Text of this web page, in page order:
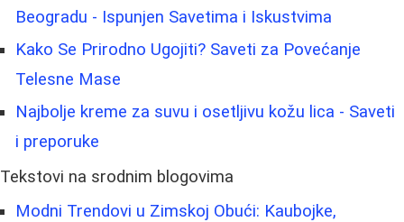
Beogradu - Ispunjen Savetima i Iskustvima
Kako Se Prirodno Ugojiti? Saveti za Povećanje
Telesne Mase
Najbolje kreme za suvu i osetljivu kožu lica - Saveti
i preporuke
Tekstovi na srodnim blogovima
Modni Trendovi u Zimskoj Obući: Kaubojke,